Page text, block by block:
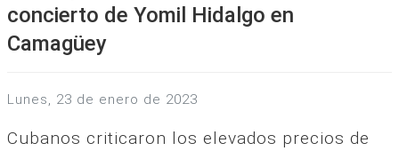
concierto de Yomil Hidalgo en
Camagüey
lunes, 23 de enero de 2023
Cubanos criticaron los elevados precios de